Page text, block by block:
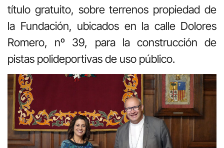
título gratuito, sobre terrenos propiedad de
la Fundación, ubicados en la calle Dolores
Romero, nº 39, para la construcción de
pistas polideportivas de uso público.